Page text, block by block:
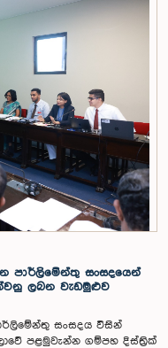
මෙන්ම පුද්ගලයන් හා
පදනම් කර ගනිමින් මැතිවරණ
කෙරිණි.සාකච්ඡාවේදී පළාත්
ක්‍රමයක් හඳුන්වා දීම, සුළු පක්ෂ
කාන්තා නියෝජනය
දීම සහ කල්තියා ඡන්දය
පිළිබඳව අවධානය යොමු
අයිතිය ලබාදීම සම්බන්ධයෙන්
සඳහා අවශ්‍ය නීතිමය හා
කිරීමේ අවශ්‍යතාව
කළ විශේෂඥ මණ්ඩලය මඟින්
කාරක සභා වාර්තා
සකස් කිරීමට නියමිත
ඉදිරි කටයුතු සිදු කිරීමට කාරක
සාමාජික ගරු අමාත්‍ය
මන්ත්‍රීවරුන් වන රවී
ෂන්මුගම් කුගදාසන් යන
පාර්ලිමේන්තු සංසදයෙන්
ලබන වැඩමුළුව
සංසදය විසින්
පළමුවැන්න ගම්පහ දිස්ත්‍රික්